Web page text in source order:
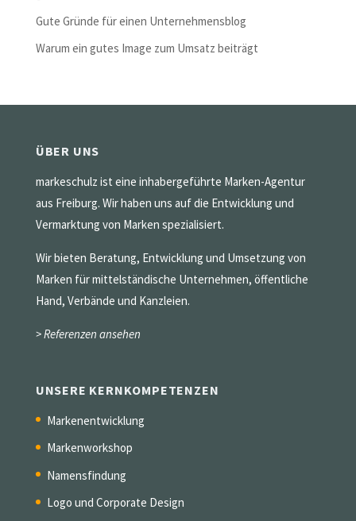
Gute Gründe für einen Unternehmensblog
Warum ein gutes Image zum Umsatz beiträgt
ÜBER UNS
markeschulz ist eine inhabergeführte Marken-Agentur
aus Freiburg. Wir haben uns auf die Entwicklung und
Vermarktung von Marken spezialisiert.
Wir bieten Beratung, Entwicklung und Umsetzung von
Marken für mittelständische Unternehmen, öffentliche
Hand, Verbände und Kanzleien.
> Referenzen ansehen
UNSERE KERNKOMPETENZEN
Markenentwicklung
Markenworkshop
Namensfindung
Logo und Corporate Design